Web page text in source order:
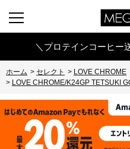
＼プロテインコーヒー
ホーム > セレクト > LOVE CHROME
> LOVE CHROME/K24GP TETSUKI